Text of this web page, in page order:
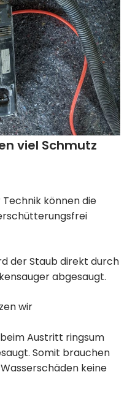
viel Schmutz
können die
der Staub direkt durch
abgesaugt.
wir
Austritt ringsum
Somit brauchen
keine